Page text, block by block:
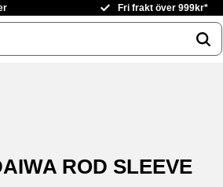
Fri frakt över 999kr*
ROD SLEEVE